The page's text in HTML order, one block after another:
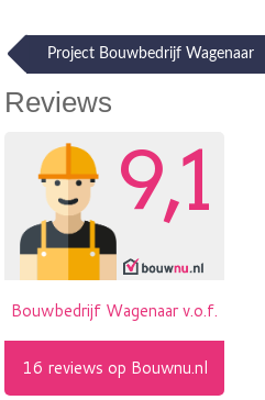
Post
navigation
Project Bouwbedrijf Wagenaar
Reviews